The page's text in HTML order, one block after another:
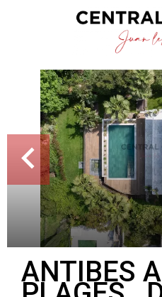
ANTIBES